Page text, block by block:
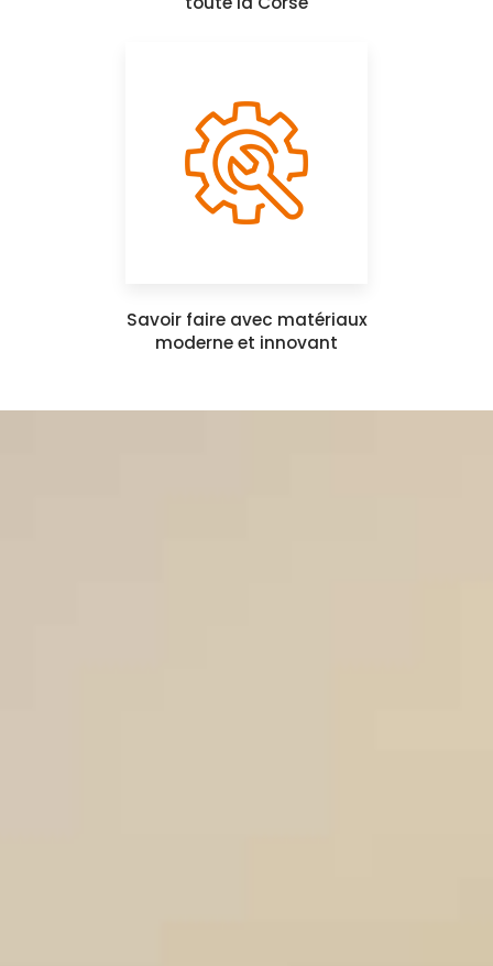
Savoir faire avec matériaux
moderne et innovant